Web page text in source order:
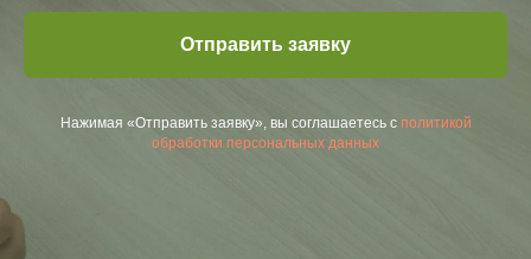
Отправить заявку
Нажимая «Отправить заявку», вы соглашаетесь с политикой
обработки персональных данных